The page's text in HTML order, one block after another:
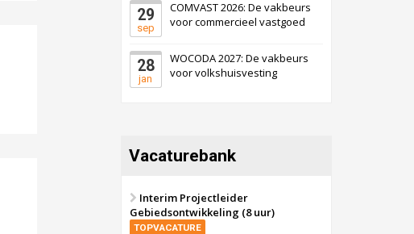
29
sep
COMVAST 2026: De vakbeurs
voor commercieel vastgoed
28
jan
WOCODA 2027: De vakbeurs
voor volkshuisvesting
Vacaturebank
Interim Projectleider
Gebiedsontwikkeling (8 uur)
TOPVACATURE